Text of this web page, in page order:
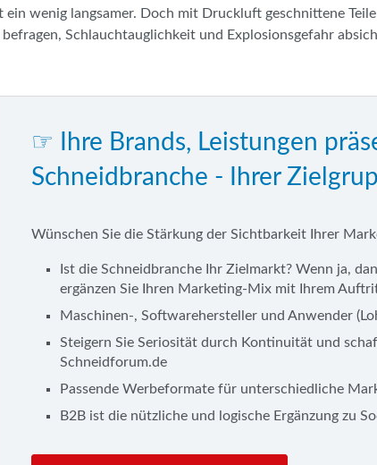
ein wenig langsamer. Doch mit Druckluft geschnittene
Schlauchtauglichkeit und Explosionsgefahr
☞ Ihre Brands, Leistungen
Schneidbranche - Ihrer
Wünschen Sie die Stärkung der Sichtbarkeit Ihrer
Ist die Schneidbranche Ihr Zielmarkt? Wenn ja,
ergänzen Sie Ihren Marketing-Mix mit Ihrem
Maschinen-, Softwarehersteller und Anwender
Steigern Sie Seriosität durch Kontinuität und
Schneidforum.de
Passende Werbeformate für unterschiedliche
B2B ist die nützliche und logische Ergänzung zu